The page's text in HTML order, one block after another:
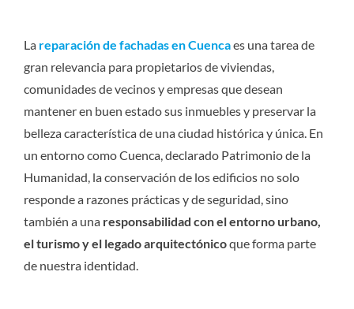
La reparación de fachadas en Cuencaes una tarea de
gran relevancia para propietarios de viviendas,
comunidades de vecinos y empresas que desean
mantener en buen estado sus inmuebles y preservar la
belleza característica de una ciudad histórica y única. En
un entorno como Cuenca, declarado Patrimonio de la
Humanidad, la conservación de los edificios no solo
responde a razones prácticas y de seguridad, sino
también a una responsabilidad con el entorno urbano,
el turismo y el legado arquitectónicoque forma parte
de nuestra identidad.